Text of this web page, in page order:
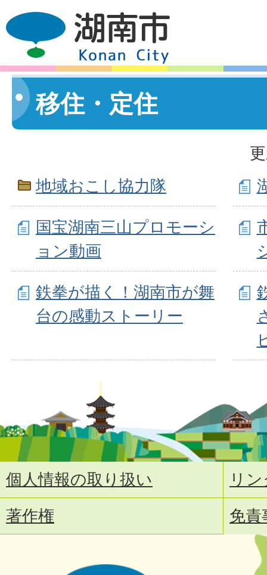
移住・定住
地域おこし協力隊
国宝湖南三山プロモーシ
ョン動画
鉄拳が描く！湖南市が舞
台の感動ストーリー
個人情報の取り扱い
リ
著作権
免責